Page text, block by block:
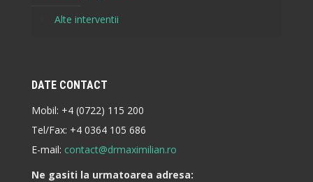
Alte interventii
DATE CONTACT
Mobil: +4 (0722) 115 200
Tel/Fax: +4 0364 105 686
E-mail: contact@drmaximilian.ro
Ne gasiti la urmatoarea adresa: